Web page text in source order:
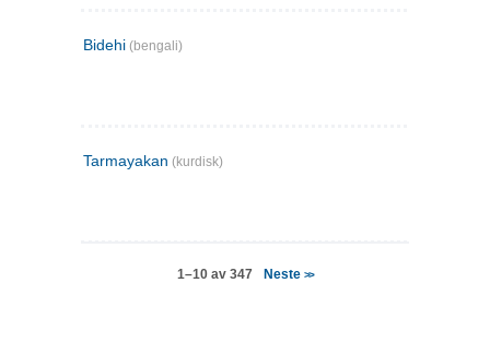
Bidehi (bengali)
Tarmayakan (kurdisk)
1–10 av 347 Neste >>